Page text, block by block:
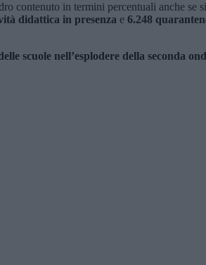
contenuto in termini percentuali anche se
didattica in presenza e 6.248
scuole nell’esplodere della seconda